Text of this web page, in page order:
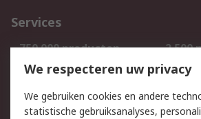
Services
750.000 producten
2.500
Bestellen
Track & Trace
We respecteren uw privacy
We gebruiken cookies en andere
statistische gebruiksanalyses,